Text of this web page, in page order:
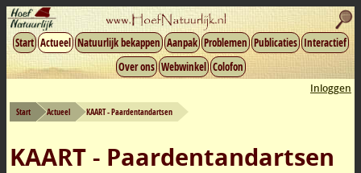
Start Actueel Natuurlijk bekappen Aanpak Problemen Publicaties Interactief
Over ons Webwinkel Colofon
Inloggen
Start Actueel KAART - Paardentandartsen
KAART - Paardentandartsen